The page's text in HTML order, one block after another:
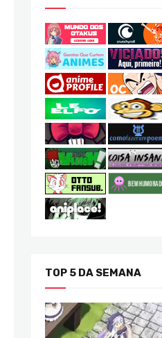
TOP 5 DA SEMANA